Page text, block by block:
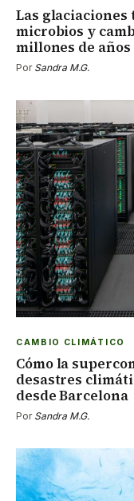
Las
microbios y
millones de años
Por Sandra M.G.
CAMBIO CLIMÁTICO
Cómo la
desastres
desde Barcelona
Por Sandra M.G.